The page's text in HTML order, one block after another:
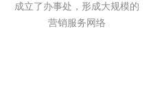
成立了办事处，形成大规模的
营销服务网络